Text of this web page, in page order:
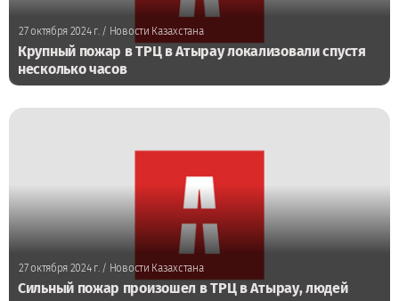
27 октября 2024 г./ Новости Казахстана
Крупный пожар в ТРЦ в Атырау локализовали спустя
несколько часов
27 октября 2024 г./ Новости Казахстана
Сильный пожар произошел в ТРЦ в Атырау, людей